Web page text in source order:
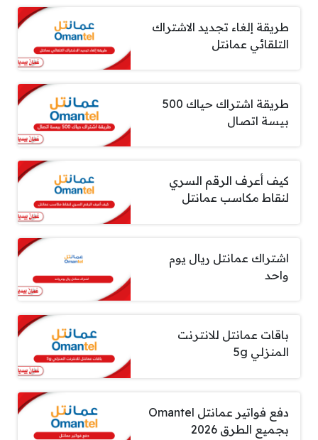
طريقة إلغاء تجديد الاشتراك
التلقائي عمانتل
طريقة اشتراك حياك 500
بيسة اتصال
كيف أعرف الرقم السري
لنقاط مكاسب عمانتل
اشتراك عمانتل ريال يوم
واحد
باقات عمانتل للانترنت
المنزلي 5g
دفع فواتير عمانتل Omantel
بجميع الطرق 2026